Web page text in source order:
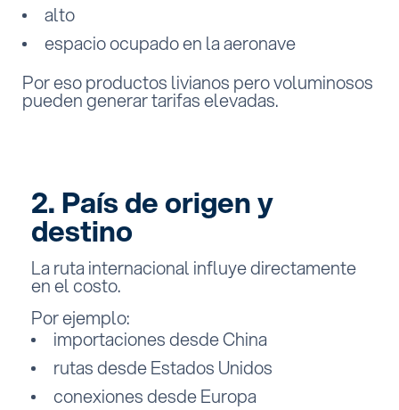
alto
espacio ocupado en la aeronave
Por eso productos livianos pero voluminosos
pueden generar tarifas elevadas.
2. País de origen y
destino
La ruta internacional influye directamente
en el costo.
Por ejemplo:
importaciones desde China
rutas desde Estados Unidos
conexiones desde Europa